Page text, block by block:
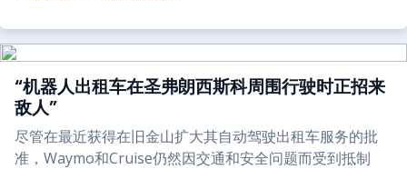
“机器人出租车在圣弗朗西斯科周围行驶时正招来
敌人”
尽管在最近获得在旧金山扩大其自动驾驶出租车服务的批
准，Waymo和Cruise仍然因交通和安全问题而受到抵制